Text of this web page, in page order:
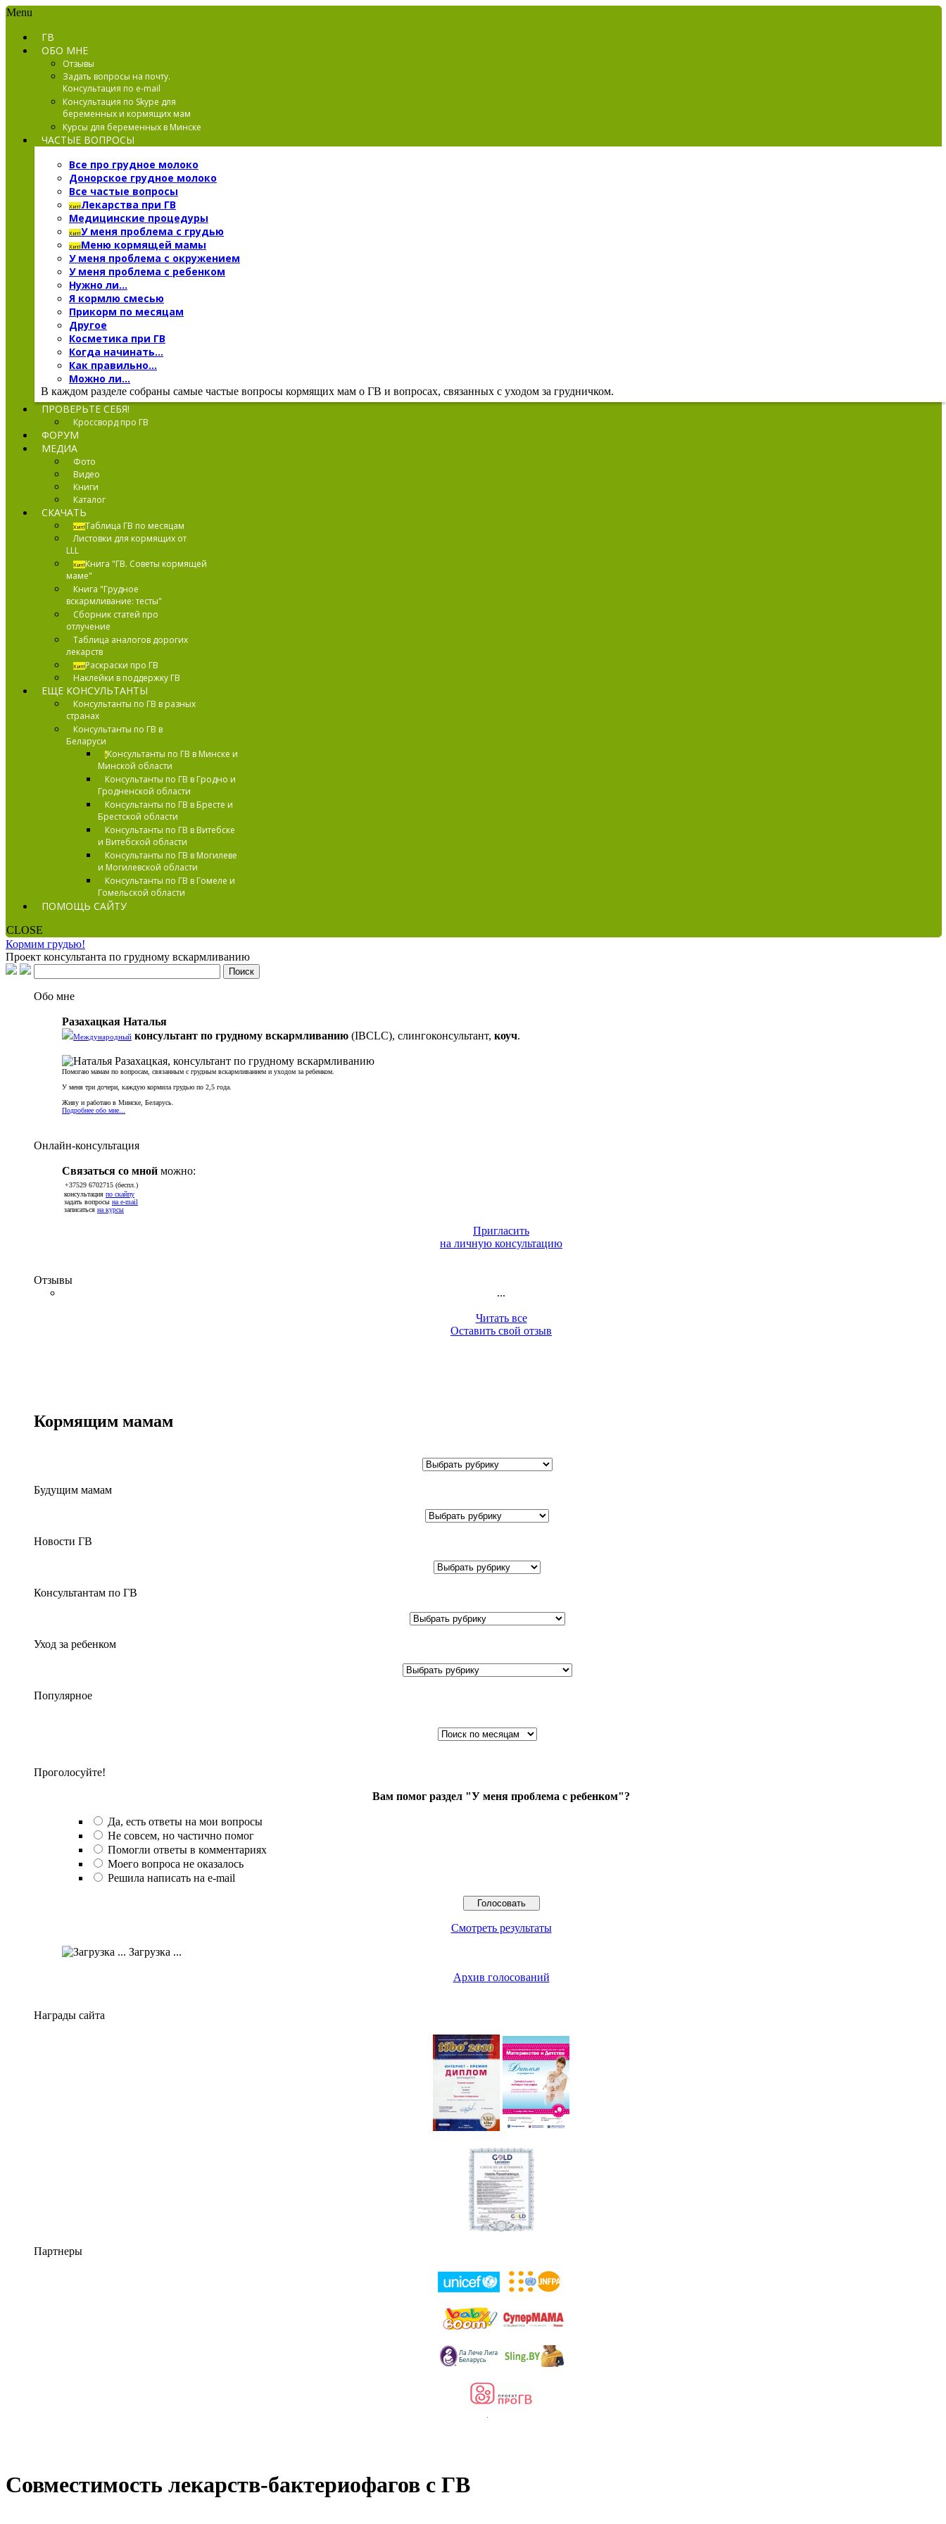
Menu
ГВ
ОБО МНЕ
Отзывы
Задать вопросы на почту.
Консультация по e-mail
Консультация по Skype для
беременных и кормящих мам
Курсы для беременных в Минске
ЧАСТЫЕ ВОПРОСЫ
Все про грудное молоко
Донорское грудное молоко
Все частые вопросы
Хит!Лекарства при ГВ
Медицинские процедуры
Хит!У меня проблема с грудью
Хит!Меню кормящей мамы
У меня проблема с окружением
У меня проблема с ребенком
Нужно ли…
Я кормлю смесью
Прикорм по месяцам
Другое
Косметика при ГВ
Когда начинать...
Как правильно...
Можно ли...
В каждом разделе собраны самые частые вопросы кормящих мам о ГВ и вопросах, связанных с уходом за грудничком.
ПРОВЕРЬТЕ СЕБЯ!
Кроссворд про ГВ
ФОРУМ
МЕДИА
Фото
Видео
Книги
Каталог
СКАЧАТЬ
Хит!Таблица ГВ по месяцам
Листовки для кормящих от
LLL
Хит!Книга "ГВ. Советы кормящей
маме"
Книга "Грудное
вскармливание: тесты"
Сборник статей про
отлучение
Таблица аналогов дорогих
лекарств
Хит!Раскраски про ГВ
Наклейки в поддержку ГВ
ЕЩЕ КОНСУЛЬТАНТЫ
Консультанты по ГВ в разных
странах
Консультанты по ГВ в
Беларуси
!Консультанты по ГВ в Минске и
Минской области
Консультанты по ГВ в Гродно и
Гродненской области
Консультанты по ГВ в Бресте и
Брестской области
Консультанты по ГВ в Витебске
и Витебской области
Консультанты по ГВ в Могилеве
и Могилевской области
Консультанты по ГВ в Гомеле и
Гомельской области
ПОМОЩЬ САЙТУ
CLOSE
Кормим грудью!
Проект консультанта по грудному вскармливанию
Обо мне
Разахацкая Наталья
Международный консультант по грудному вскармливанию (IBCLC), слингоконсультант, коуч.
Помогаю мамам по вопросам, связанным с грудным вскармливанием и уходом за ребенком.
У меня три дочери, каждую кормила грудью по 2,5 года.
Живу и работаю в Минске, Беларусь.
Подробнее обо мне...
Онлайн-консультация
Связаться со мной можно:
+37529 6702715 (беспл.)
консультация по скайпу
задать вопросы на e-mail
записаться на курсы
Пригласить
на личную консультацию
Отзывы
...
Читать все
Оставить свой отзыв
Кормящим мамам
Будущим мамам
Новости ГВ
Консультантам по ГВ
Уход за ребенком
Популярное
Проголосуйте!
Вам помог раздел "У меня проблема с ребенком"?
Да, есть ответы на мои вопросы
Не совсем, но частично помог
Помогли ответы в комментариях
Моего вопроса не оказалось
Решила написать на e-mail
Смотреть результаты
Загрузка ...
Архив голосований
Награды сайта
Партнеры
Совместимость лекарств-бактериофагов с ГВ